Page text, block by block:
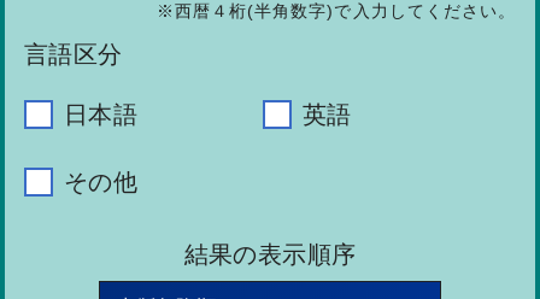
※西暦４桁(半角数字)で入力してください。
言語区分
日本語 英語
その他
結果の表示順序